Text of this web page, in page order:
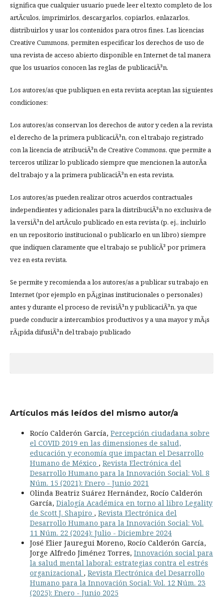
significa que cualquier usuario puede leer el texto completo de los
artÃ­culos, imprimirlos, descargarlos, copiarlos, enlazarlos,
distribuirlos y usar los contenidos para otros fines. Las licencias
Creative Cummons, permiten especificar los derechos de uso de
una revista de acceso abierto disponible en Internet de tal manera
que los usuarios conocen las reglas de publicaciÃ³n.
Los autores/as que publiquen en esta revista aceptan las siguientes
condiciones:
Los autores/as conservan los derechos de autor y ceden a la revista
el derecho de la primera publicaciÃ³n, con el trabajo registrado
con la licencia de atribuciÃ³n de Creative Commons, que permite a
terceros utilizar lo publicado siempre que mencionen la autorÃ­a
del trabajo y a la primera publicaciÃ³n en esta revista.
Los autores/as pueden realizar otros acuerdos contractuales
independientes y adicionales para la distribuciÃ³n no exclusiva de
la versiÃ³n del artÃ­culo publicado en esta revista (p. ej., incluirlo
en un repositorio institucional o publicarlo en un libro) siempre
que indiquen claramente que el trabajo se publicÃ³ por primera
vez en esta revista.
Se permite y recomienda a los autores/as a publicar su trabajo en
Internet (por ejemplo en pÃ¡ginas institucionales o personales)
antes y durante el proceso de revisiÃ³n y publicaciÃ³n, ya que
puede conducir a intercambios productivos y a una mayor y mÃ¡s
rÃ¡pida difusiÃ³n del trabajo publicado
Artículos más leídos del mismo autor/a
Rocío Calderón García, Percepción ciudadana sobre
el COVID 2019 en las dimensiones de salud,
educación y economía que impactan el Desarrollo
Humano de México , Revista Electrónica del
Desarrollo Humano para la Innovación Social: Vol. 8
Núm. 15 (2021): Enero - Junio 2021
Olinda Beatriz Suárez Hernández, Rocío Calderón
García, Dialogía Académica en torno al libro Legality
de Scott J. Shapiro , Revista Electrónica del
Desarrollo Humano para la Innovación Social: Vol.
11 Núm. 22 (2024): Julio - Diciembre 2024
José Elier Jauregui Moreno, Rocío Calderón García,
Jorge Alfredo Jiménez Torres, Innovación social para
la salud mental laboral: estrategias contra el estrés
organizacional , Revista Electrónica del Desarrollo
Humano para la Innovación Social: Vol. 12 Núm. 23
(2025): Enero - Junio 2025